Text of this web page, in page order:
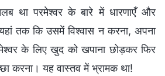
था परमेश्वर के बारे में धारणाएँ और
तक कि उसमें विश्वास न करना, अपना
के लिए खुद को खपाना छोड़कर फिर
करना। यह वास्तव में भ्रामक था!